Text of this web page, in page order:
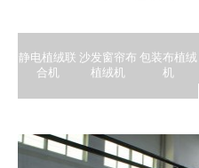
静电植绒联
合机
沙发窗帘布
植绒机
包装布植绒
机